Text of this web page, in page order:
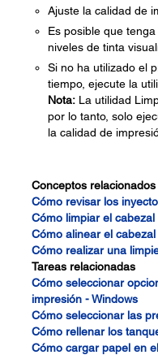
Ajuste la calidad de
Es posible que
niveles de tinta
Si no ha utilizado el
tiempo, ejecute la
Nota: La utilidad
por lo tanto, solo
la calidad de
Conceptos relacionados
Cómo revisar los
Cómo limpiar el
Cómo alinear el
Cómo realizar una
Tareas relacionadas
Cómo seleccionar
impresión - Windows
Cómo seleccionar las
Cómo rellenar los
Cómo cargar papel en